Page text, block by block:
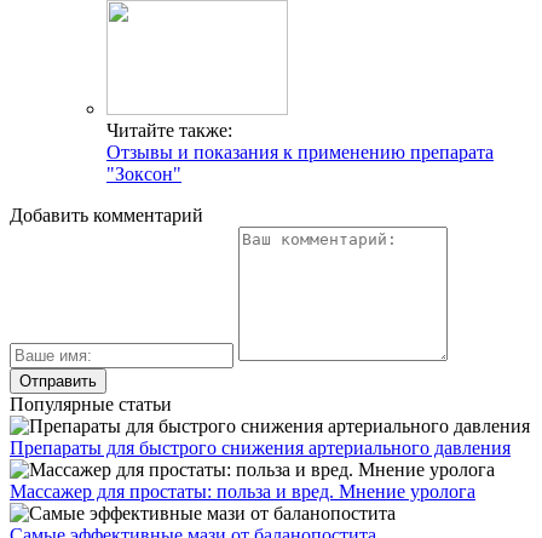
Читайте также:
Отзывы и показания к применению препарата
"Зоксон"
Добавить комментарий
Популярные статьи
Препараты для быстрого снижения артериального давления
Массажер для простаты: польза и вред. Мнение уролога